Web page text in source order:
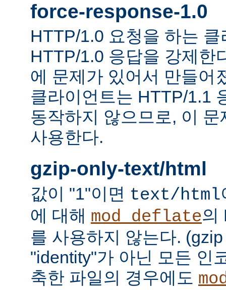
force-response-1.0
HTTP/1.0 요청을 하는
HTTP/1.0 응답을 강제한
에 문제가 있어서 만들어
클라이언트는 HTTP/1.1
동작하지 않으므로, 이
사용한다.
gzip-only-text/html
값이 "1"이면 text/html
에 대해 mod_deflate의
를 사용하지 않는다.
"identity"가 아닌 모든 인
축한 파일의 경우에도